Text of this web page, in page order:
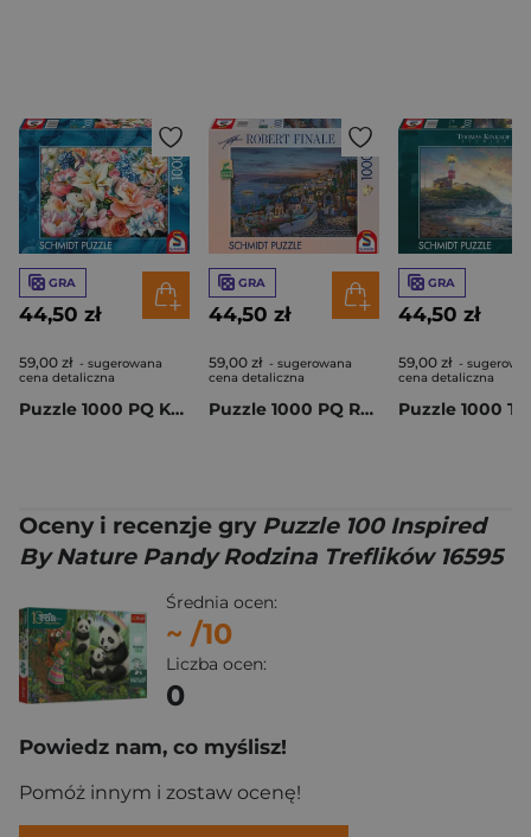
GRA
44,50 zł
59,00 zł - sugerowana
cena detaliczna
Puzzle 1000 PQ Kolibry i Kwiaty 114008
GRA
44,50 zł
59,00 zł - sugerowana
cena detaliczna
Puzzle 1000 PQ Robert Finale Zachód słońca na Santorini Grecja 113982
GRA
44,50 zł
59,00 zł -
cena detaliczna
Oceny i recenzje gry Puzzle 100 Inspired
By Nature Pandy Rodzina Treflików 16595
Średnia ocen:
~ /10
Liczba ocen:
0
Powiedz nam, co myślisz!
Pomóż innym i zostaw ocenę!